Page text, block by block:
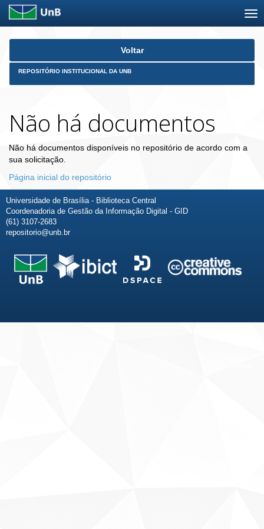
Skip
Voltar
REPOSITÓRIO INSTITUCIONAL DA UNB
Não há documentos
Não há documentos disponíveis no repositório de acordo com a
sua solicitação.
Página inicial do repositório
Universidade de Brasília - Biblioteca Central
Coordenadoria de Gestão da Informação Digital - GID
(61) 3107-2683
repositorio@unb.br